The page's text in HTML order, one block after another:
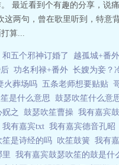
最近看到个有趣的分享，
这两句，曾在歌里听到，特
算...
和五个邪神订婚了 越孤城+番外
功名利禄+番外 长嫂为妾？
火葬场吗 五条老师想要贴贴
是什么意思 鼓瑟吹笙什么意
贶之 鼓瑟吹笙曹操 我有嘉宾
我有嘉宾txt 我有嘉宾德音孔昭
笙是诗经的吗 吹笙鼓簧 我有
里 我有嘉宾鼓瑟吹笙的鼓是什